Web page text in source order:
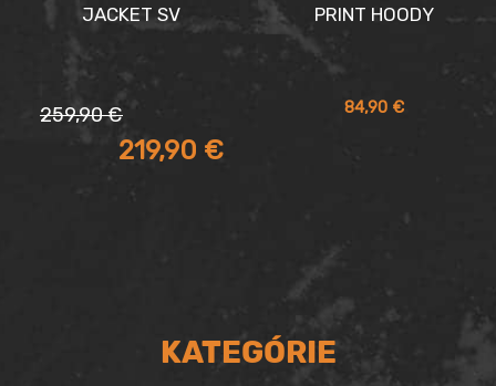
JACKET SV
259,90€
bola:
219,90 €
je:
PRINT HOODY
84,90 €
KATEGÓRIE